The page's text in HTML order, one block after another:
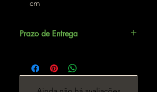
cm
Prazo de Entrega